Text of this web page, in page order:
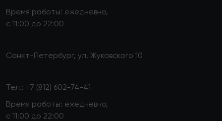
Время работы: ежедневно,
с 11:00 до 22:00
Санкт-Петербург, ул. Жуковского 10
Тел.: +7 (812) 602-74-41
Время работы: ежедневно,
с 11:00 до 22:00